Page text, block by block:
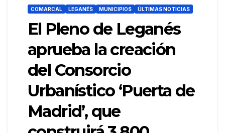
COMARCAL LEGANÉS MUNICIPIOS ÚLTIMAS NOTICIAS
El Pleno de Leganés
aprueba la creación
del Consorcio
Urbanístico ‘Puerta de
Madrid’, que